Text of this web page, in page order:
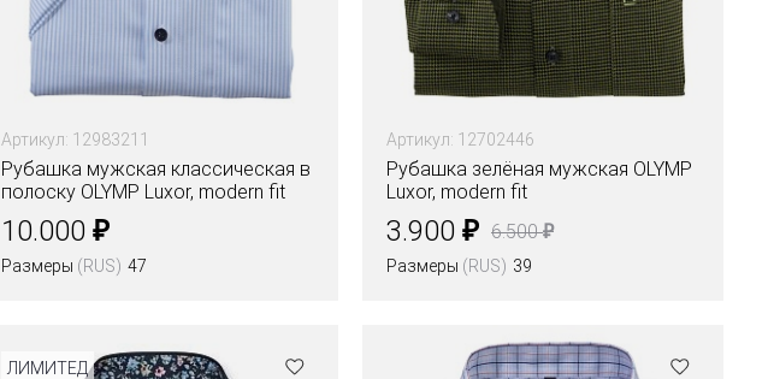
Артикул: 12983211
Рубашка мужская классическая в
полоску OLYMP Luxor, modern fit
10.000 ₽
Размеры (RUS) 47
Артикул: 12702446
Рубашка зелёная мужская OLYMP
Luxor, modern fit
3.900 ₽ 6.500₽
Размеры (RUS) 39
ЛИМИТЕД